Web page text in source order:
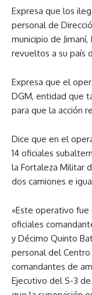
Expresa que los
personal de
municipio de
revueltos a su país
Expresa que el
DGM, entidad que
para que la acción
Dice que en el
14 oficiales
la Fortaleza Militar
dos camiones e
«Este operativo
oficiales
y Décimo Quinto
personal del
comandantes de
Ejecutivo del S-3